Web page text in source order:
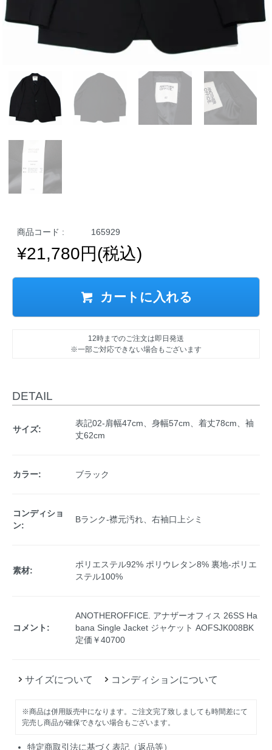
商品コード : 165929
¥21,780円(税込)
カートに入れる
12時までのご注文は即日発送
※一部ご対応できない場合もございます
DETAIL
サイズ:
表記02-肩幅47cm、身幅57cm、着丈78cm、袖
丈62cm
カラー: ブラック
コンディショ
ン:
Bランク-襟元汚れ、右袖口上シミ
素材:
ポリエステル92% ポリウレタン8% 裏地-ポリエ
ステル100%
コメント:
ANOTHEROFFICE. アナザーオフィス 26SS Ha
bana Single Jacket ジャケット AOFSJK008BK
定価￥40700
サイズについて コンディションについて
※商品は併用販売中になります。ご注文完了致しましても時間差にて
完売し商品が確保できない場合もございます。
特定商取引法に基づく表記（返品等）